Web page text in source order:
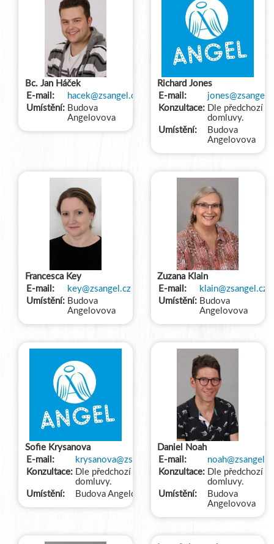
Bc. Jan Háček
E-mail:
hacek@zsangel.cz
Umístění: Budova
Angelovova
Richard Jones
E-mail:
Konzultace: Dle předchozí
domluvy.
Umístění:
Budova
Angelovova
Francesca Key
E-mail:
key@zsangel.cz
Umístění: Budova
Angelovova
Zuzana Klain
E-mail:
klain@zsangel.cz
Umístění: Budova
Angelovova
Sofie Krysanova
E-mail:
krysanova@zsangel.cz
Konzultace: Dle předchozí
domluvy.
Umístění:
Budova Angelovova
Daniel Noah
E-mail:
Konzultace: Dle předchozí
domluvy.
Umístění:
Budova
Angelovova